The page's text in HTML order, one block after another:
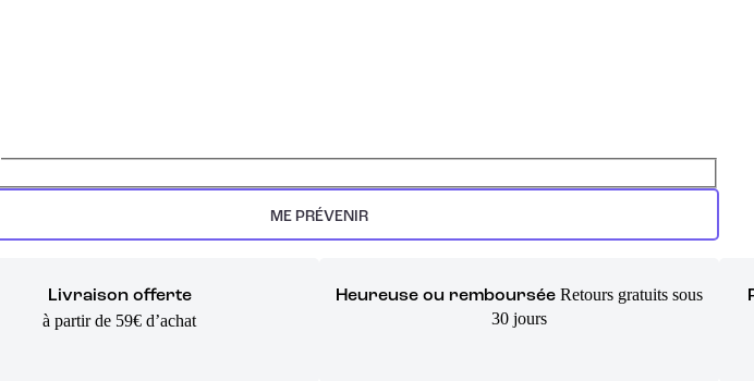
ME PRÉVENIR
Livraison offerte
à partir de 59€ d’achat
Heureuse ou remboursée Retours gratuits sous
30 jours